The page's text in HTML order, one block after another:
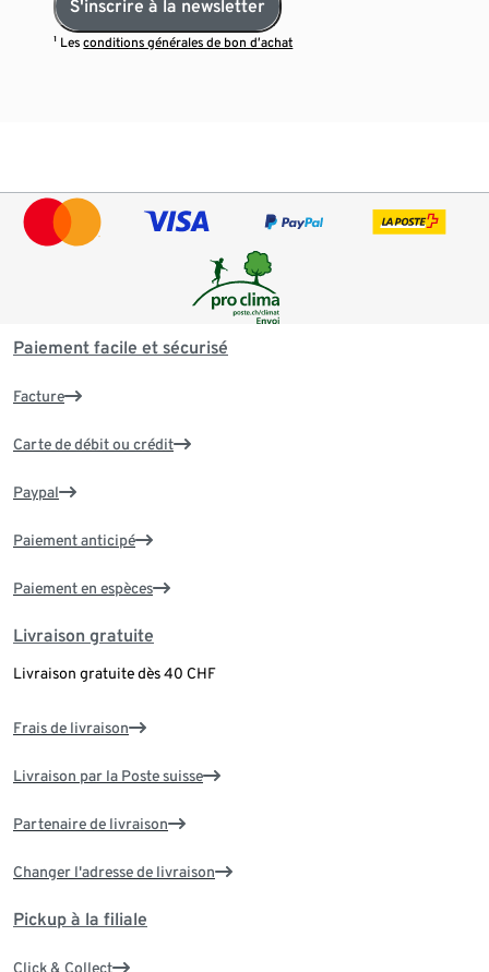
S'inscrire à la newsletter
¹ Lesconditions générales de bon d’achat
Paiement facile et sécurisé
Facture
Carte de débit ou crédit
Paypal
Paiement anticipé
Paiement en espèces
Livraison gratuite
Livraison gratuite dès 40 CHF
Frais de livraison
Livraison par la Poste suisse
Partenaire de livraison
Changer l'adresse de livraison
Pickup à la filiale
Click & Collect